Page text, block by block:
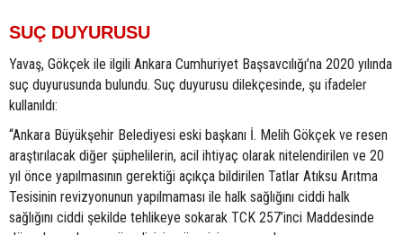
SUÇ DUYURUSU
Yavaş, Gökçek ile ilgili Ankara Cumhuriyet Başsavcılığı’na 2020 yılında
suç duyurusunda bulundu. Suç duyurusu dilekçesinde, şu ifadeler
kullanıldı:
“Ankara Büyükşehir Belediyesi eski başkanı İ. Melih Gökçek ve resen
araştırılacak diğer şüphelilerin, acil ihtiyaç olarak nitelendirilen ve 20
yıl önce yapılmasının gerektiği açıkça bildirilen Tatlar Atıksu Arıtma
Tesisinin revizyonunun yapılmaması ile halk sağlığını ciddi halk
sağlığını ciddi şekilde tehlikeye sokarak TCK 257’inci Maddesinde